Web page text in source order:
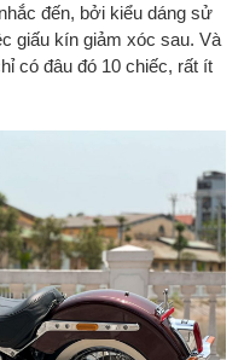
đến, bởi kiểu dáng sử
giấu kín giảm xóc sau. Và
có đâu đó 10 chiếc, rất ít